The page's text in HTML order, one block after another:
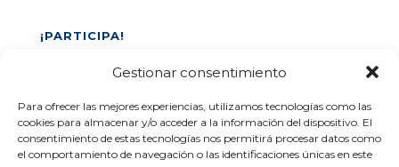
Gestionar consentimiento
Para ofrecer las mejores experiencias, utilizamos tecnologías como las
cookies para almacenar y/o acceder a la información del dispositivo. El
consentimiento de estas tecnologías nos permitirá procesar datos como
el comportamiento de navegación o las identificaciones únicas en este
¡PARTICIPA!
Inscribe tu equipo
(+34) 675 86 97 97
pirineoscup@gmail.com